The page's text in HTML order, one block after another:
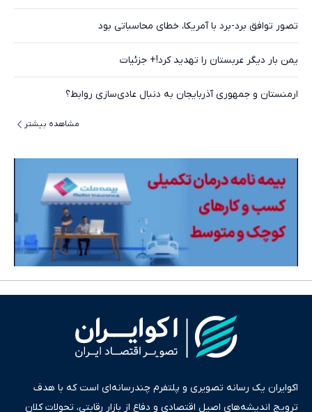
تصور توافق برد-برد با آمریکا، خطای محاسباتی بود
یمن بار دیگر عربستان را تهدید کرد!+ جزئیات
ارمنستان و جمهوری آذربایجان به دنبال عادی‌سازی روابط؟
مشاهده بیشتر
اکوایران یک رسانه تصویری و پلتفرم چندرسانه‌ای است که با هدف
ترویج اندیشه‌های اصیل اقتصادی و دفاع از بازار رقابتی، تحولات کلان